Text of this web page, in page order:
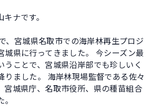
ナです。
、宮城県名取市での海岸林再生プロジ
城県に行ってきました。 今シーズン最
うことで、宮城県沿岸部でも珍しいく
りました。 海岸林現場監督である佐々
宮城県庁、名取市役所、県の種苗組合